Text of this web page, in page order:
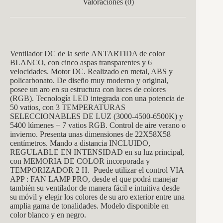
Ventilador DC de la serie ANTARTIDA de color
BLANCO, con cinco aspas transparentes y 6
velocidades. Motor DC. Realizado en metal, ABS y
policarbonato. De diseño muy moderno y original,
posee un aro en su estructura con luces de colores
(RGB). Tecnología LED integrada con una potencia de
50 vatios, con 3 TEMPERATURAS
SELECCIONABLES DE LUZ (3000-4500-6500K) y
5400 lúmenes + 7 vatios RGB. Control de aire verano o
invierno. Presenta unas dimensiones de 22X58X58
centímetros. Mando a distancia INCLUIDO,
REGULABLE EN INTENSIDAD en su luz principal,
con MEMORIA DE COLOR incorporada y
TEMPORIZADOR 2 H. Puede utilizar el control VIA
APP : FAN LAMP PRO, desde el que podrá manejar
también su ventilador de manera fácil e intuitiva desde
su móvil y elegir los colores de su aro exterior entre una
amplia gama de tonalidades. Modelo disponible en
color blanco y en negro.